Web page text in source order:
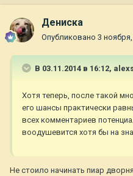
Дениска
Опубликовано 3
В 03.11.2014 в 16:12,
Хотя теперь, после такой
его шансы практически
всех комментариев
воодушевится хотя бы на
Не стоило начинать пиар